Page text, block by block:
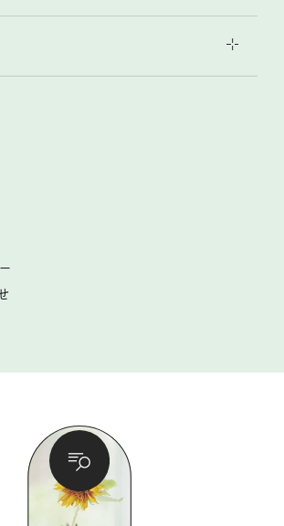
合！
花モチーフのアイテム
ット 暮らすように心地いいリンネル旅ガイ
具大賞
スン
暮らし
さんのあの店この店、喫茶訪問日記
週末キャンプ通信
日記
歩するようなゆるり旅
もの探し
旅気分
楽しい一週間占い
ンネルタロット